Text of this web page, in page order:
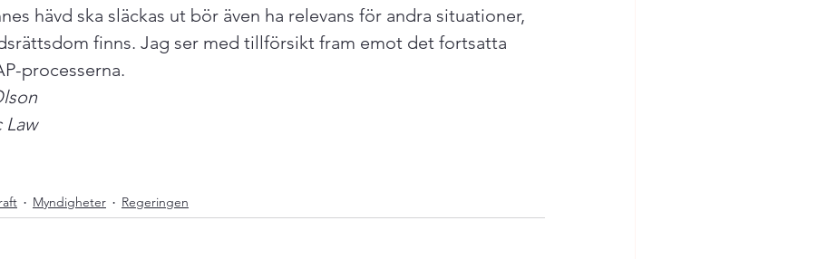
hävd ska släckas ut bör även ha relevans för andra situationer,
finns. Jag ser med tillförsikt fram emot det fortsatta
processerna.
Myndigheter Regeringen